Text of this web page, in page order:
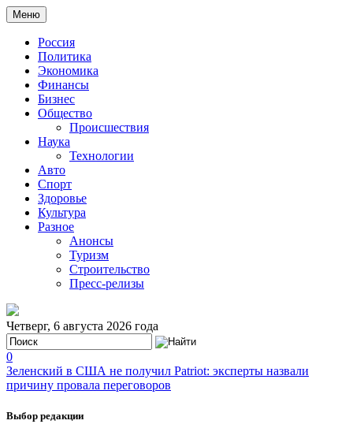
Меню
Россия
Политика
Экономика
Финансы
Бизнес
Общество
Происшествия
Наука
Технологии
Авто
Спорт
Здоровье
Культура
Разное
Анонсы
Туризм
Строительство
Пресс-релизы
Четверг, 6 августа 2026 года
0
Зеленский в США не получил Patriot: эксперты назвали
причину провала переговоров
Выбор редакции